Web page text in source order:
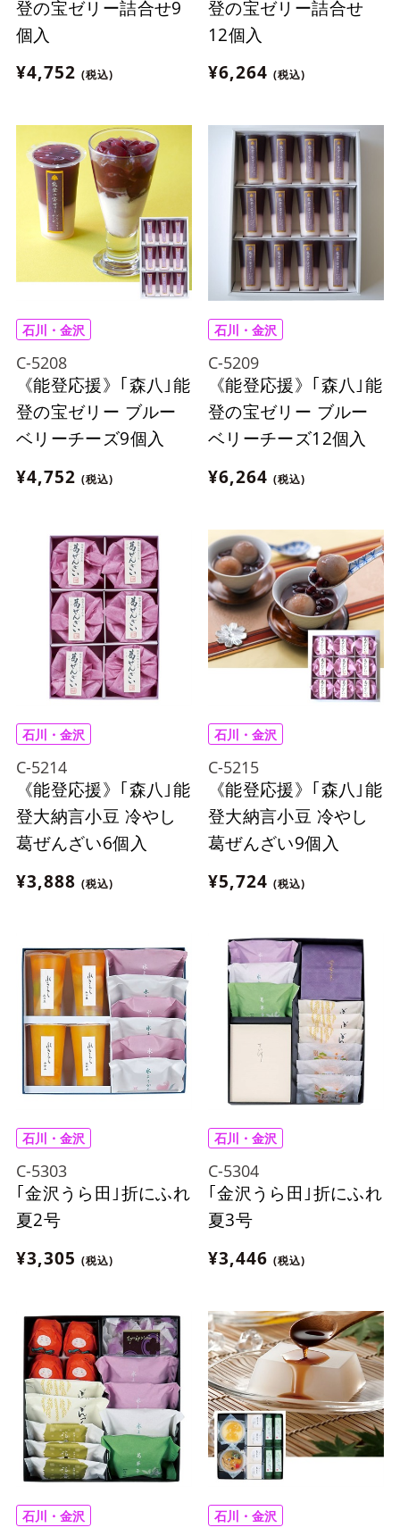
登の宝ゼリー詰合せ9
個入
¥4,752 (税込)
登の宝ゼリー詰合せ
12個入
¥6,264 (税込)
石川・金沢
C-5208
《能登応援》｢森八｣能
登の宝ゼリー ブルー
ベリーチーズ9個入
¥4,752 (税込)
石川・金沢
C-5209
《能登応援》｢森八｣能
登の宝ゼリー ブルー
ベリーチーズ12個入
¥6,264 (税込)
石川・金沢
C-5214
《能登応援》｢森八｣能
登大納言小豆 冷やし
葛ぜんざい6個入
¥3,888 (税込)
石川・金沢
C-5215
《能登応援》｢森八｣能
登大納言小豆 冷やし
葛ぜんざい9個入
¥5,724 (税込)
石川・金沢
C-5303
｢金沢うら田｣折にふれ
夏2号
¥3,305 (税込)
石川・金沢
C-5304
｢金沢うら田｣折にふれ
夏3号
¥3,446 (税込)
石川・金沢 石川・金沢